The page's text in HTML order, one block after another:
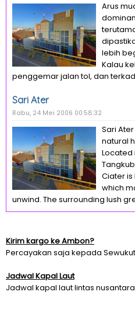
Arus
lebih
Kalau
penggemar jalan tol, dan
Sari Ater
Rabu, 24 Mei 2006 00:58:32
Sari
natural
Located
Ciater
which
unwind. The surrounding lush
Kirim kargo ke Ambon?
Percayakan saja kepada
Jadwal Kapal Laut
Jadwal kapal laut lintas nusantara